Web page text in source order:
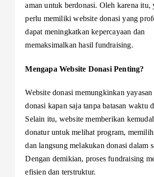
aman untuk berdonasi. Oleh karena itu,
perlu memiliki website donasi yang
dapat meningkatkan kepercayaan dan
memaksimalkan hasil fundraising.
Mengapa Website Donasi Penting?
Website donasi memungkinkan yayasan
donasi kapan saja tanpa batasan waktu
Selain itu, website memberikan
donatur untuk melihat program,
dan langsung melakukan donasi dalam
Dengan demikian, proses fundraising
efisien dan terstruktur.